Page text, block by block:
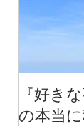
『好き
の本当に